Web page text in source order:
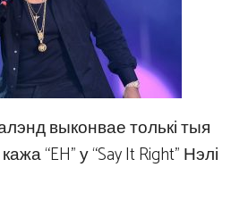
выконвае толькі тыя
“EH” у “Say It Right” Нэлі